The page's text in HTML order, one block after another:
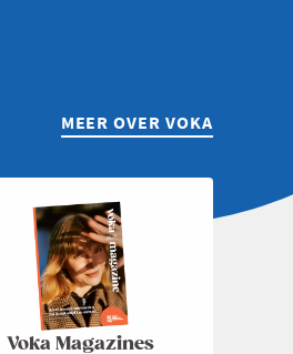
MEER OVER VOKA
Voka Magazines